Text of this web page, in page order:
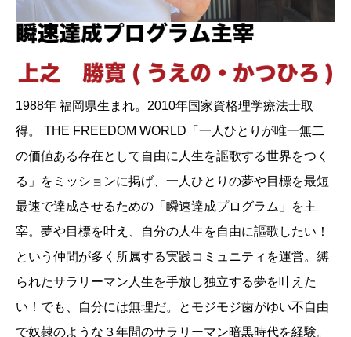
1988年 福岡県生まれ。2010年国家資格理学療法士取
得。 THE FREEDOM WORLD「一人ひとりが唯一無二
の価値ある存在として自由に人生を謳歌する世界をつく
る」をミッションに掲げ、一人ひとりの夢や目標を最短
最速で達成させるための「瞬速達成プログラム」を主
宰。夢や目標を叶え、自分の人生を自由に謳歌したい！
という仲間が多く所属する実践コミュニティを運営。縛
られたサラリーマン人生を手放し独立する夢を叶えた
い！でも、自分には無理だ。とモジモジ歯がゆい不自由
で奴隷のような３年間のサラリーマン暗黒時代を経験。